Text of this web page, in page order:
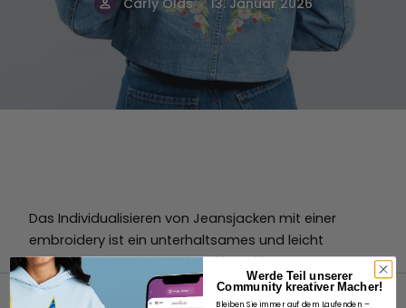
Das Individualisieren von Jeansjacken mit einer
embroidery ist ein unterhaltsames und leicht
zugängliches Projekt, selbst für Anfänger.
Werde Teil unserer
Community kreativer Macher!
Bleiben Sie immer auf dem Laufenden –